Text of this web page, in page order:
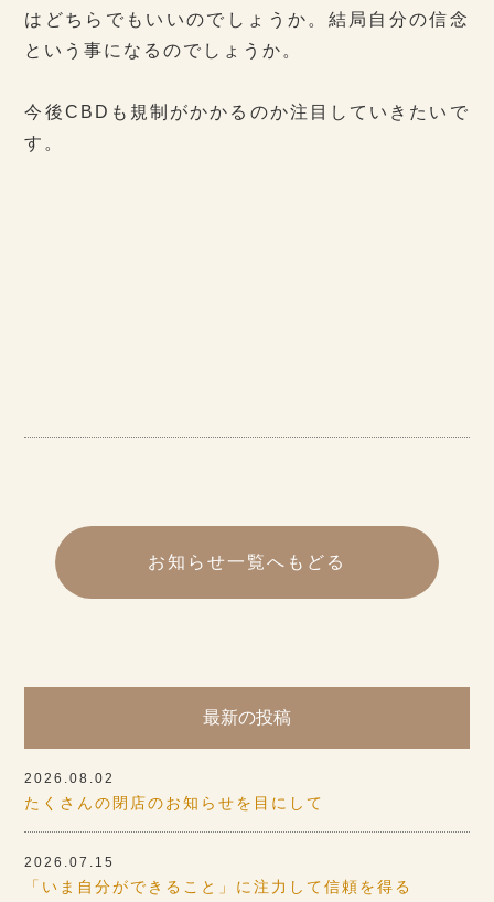
はどちらでもいいのでしょうか。結局自分の信念
という事になるのでしょうか。
今後CBDも規制がかかるのか注目していきたいで
す。
お知らせ一覧へもどる
最新の投稿
2026.08.02
たくさんの閉店のお知らせを目にして
2026.07.15
「いま自分ができること」に注力して信頼を得る